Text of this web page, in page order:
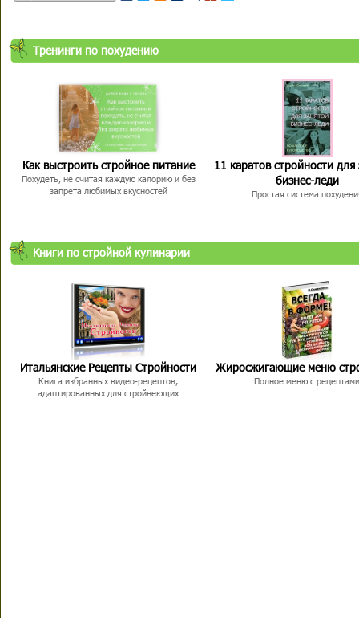
Тренинги по похудению
Как выстроить стройное питание
Похудеть, не считая каждую калорию и без
запрета любимых вкусностей
11 каратов стройности для
бизнес-леди
Простая система
Книги по стройной кулинарии
Итальянские Рецепты Стройности
Книга избранных видео-рецептов,
адаптированных для стройнеющих
Жиросжигающие меню
Полное меню с рецептами